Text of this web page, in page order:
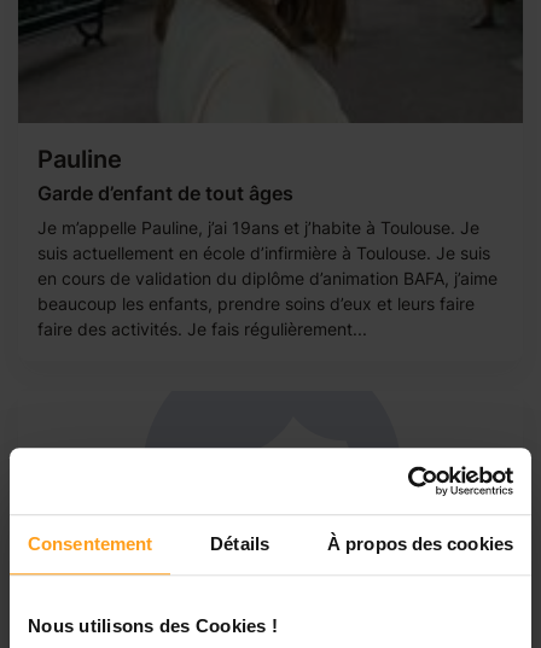
Consentement Détails À propos des cookies
Nous utilisons des Cookies !
Pauline
Garde d’enfant de tout âges
Je m’appelle Pauline, j’ai 19ans et j’habite à Toulouse. Je
suis actuellement en école d’infirmière à Toulouse. Je suis
en cours de validation du diplôme d’animation BAFA, j’aime
beaucoup les enfants, prendre soins d’eux et leurs faire
faire des activités. Je fais régulièrement...